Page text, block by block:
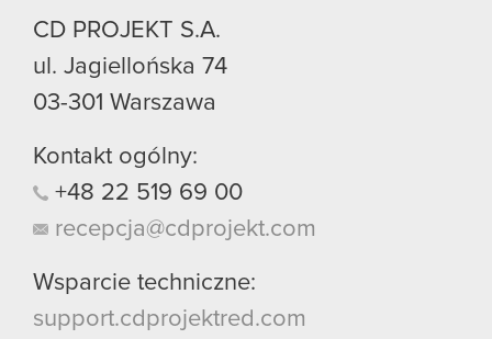
CD PROJEKT S.A.
ul. Jagiellońska 74
03-301 Warszawa
Kontakt ogólny:
+48 22 519 69 00
recepcja@cdprojekt.com
Wsparcie techniczne:
support.cdprojektred.com